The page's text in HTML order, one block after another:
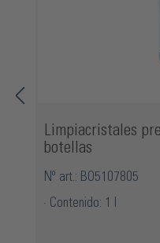
Limpiacristales
botellas
Nº art.: BO5107805
Contenido: 1 l